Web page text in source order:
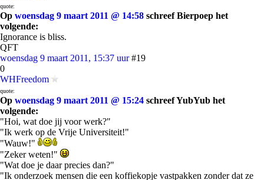
quote:
Op woensdag 9 maart 2011 @ 14:58 schreef Bierpoep het
volgende:
Ignorance is bliss.
QFT
woensdag 9 maart 2011, 15:37 uur #19
0
WHFreedom
quote:
Op woensdag 9 maart 2011 @ 15:24 schreef YubYub het
volgende:
"Hoi, wat doe jij voor werk?"
"Ik werk op de Vrije Universiteit!"
"Wauw!"
"Zeker weten!"
"Wat doe je daar precies dan?"
"Ik onderzoek mensen die een koffiekopje vastpakken zonder dat ze